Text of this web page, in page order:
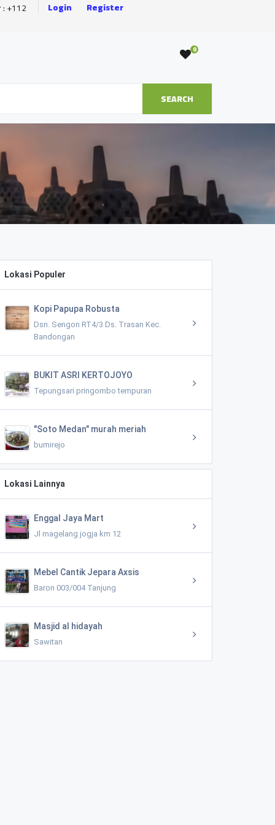
: +112 Login Register
0
SEARCH
Lokasi Populer
Kopi Papupa Robusta
Dsn. Sengon RT4/3 Ds. Trasan Kec.
Bandongan
BUKIT ASRI KERTOJOYO
Tepungsari pringombo tempuran
"Soto Medan" murah meriah
bumirejo
Lokasi Lainnya
Enggal Jaya Mart
Jl magelang jogja km 12
Mebel Cantik Jepara Axsis
Baron 003/004 Tanjung
Masjid al hidayah
Sawitan